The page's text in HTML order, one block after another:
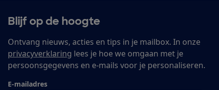
Blijf op de hoogte
Ontvang nieuws, acties en tips in je mailbox. In onze
privacyverklaring lees je hoe we omgaan met je
persoonsgegevens en e-mails voor je personaliseren.
E-mailadres